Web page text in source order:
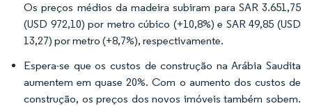
Os preços médios da madeira subiram para SAR 3.651,75
(USD 972,10) por metro cúbico (+10,8%) e SAR 49,85 (USD
13,27) por metro (+8,7%), respectivamente.
Espera-se que os custos de construção na Arábia Saudita
aumentem em quase 20%. Com o aumento dos custos de
construção, os preços dos novos imóveis também sobem.